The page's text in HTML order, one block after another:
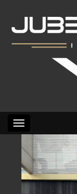
Toggle navigation